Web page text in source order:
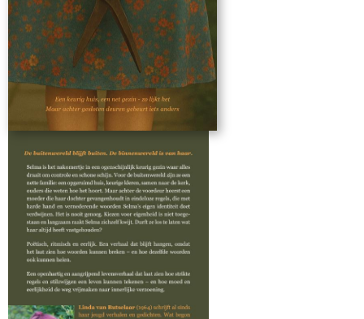
begon als schrijven om te overleven, groeide later uit
tot schrijven als bron van kracht en innerlijke vrijheid.
In haar debuutroman De 101 geboden van mijn
moeder geeft ze het kind in haar opnieuw een stem
en nodigt ze anderen uit hun eigen stem terug te
vinden. Je kunt het verleden niet herschrijven, maar
wel je eigen verhaal.